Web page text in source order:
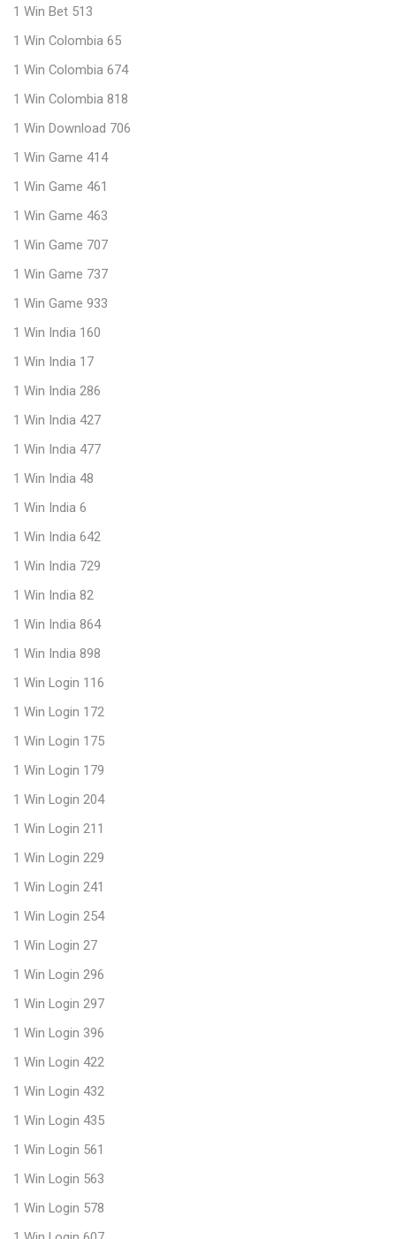
1 Win Bet 513
1 Win Colombia 65
1 Win Colombia 674
1 Win Colombia 818
1 Win Download 706
1 Win Game 414
1 Win Game 461
1 Win Game 463
1 Win Game 707
1 Win Game 737
1 Win Game 933
1 Win India 160
1 Win India 17
1 Win India 286
1 Win India 427
1 Win India 477
1 Win India 48
1 Win India 6
1 Win India 642
1 Win India 729
1 Win India 82
1 Win India 864
1 Win India 898
1 Win Login 116
1 Win Login 172
1 Win Login 175
1 Win Login 179
1 Win Login 204
1 Win Login 211
1 Win Login 229
1 Win Login 241
1 Win Login 254
1 Win Login 27
1 Win Login 296
1 Win Login 297
1 Win Login 396
1 Win Login 422
1 Win Login 432
1 Win Login 435
1 Win Login 561
1 Win Login 563
1 Win Login 578